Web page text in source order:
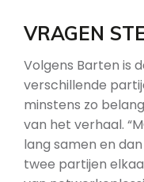
VRAGEN
Volgens Barten is
verschillende
minstens zo
van het verhaal.
lang samen en
twee partijen